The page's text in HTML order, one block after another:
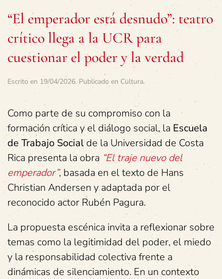
“El emperador está desnudo”: teatro
crítico llega a la UCR para
cuestionar el poder y la verdad
Escrito en 19/04/2026. Publicado en Cultura.
Como parte de su compromiso con la
formación crítica y el diálogo social, la Escuela
de Trabajo Social de la Universidad de Costa
Rica presenta la obra “El traje nuevo del
emperador”, basada en el texto de Hans
Christian Andersen y adaptada por el
reconocido actor Rubén Pagura.
La propuesta escénica invita a reflexionar sobre
temas como la legitimidad del poder, el miedo
y la responsabilidad colectiva frente a
dinámicas de silenciamiento. En un contexto